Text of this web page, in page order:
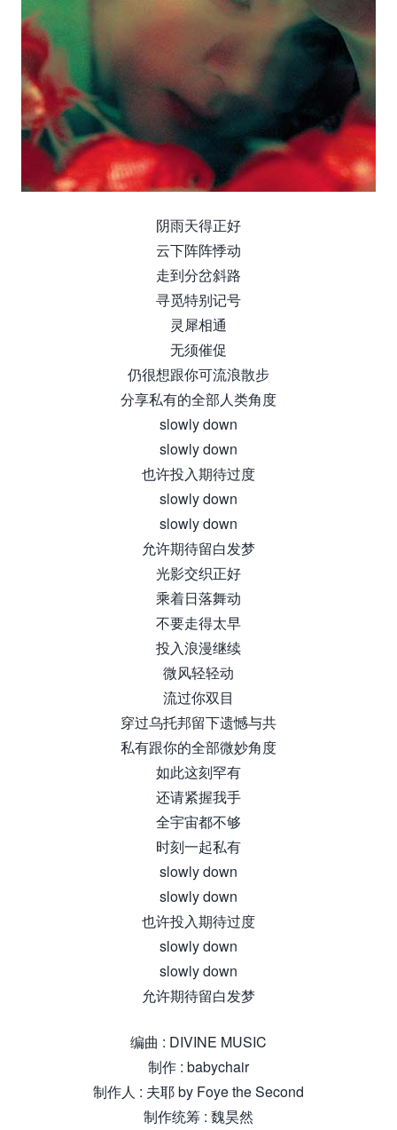
阴雨天得正好
云下阵阵悸动
走到分岔斜路
寻觅特别记号
灵犀相通
无须催促
仍很想跟你可流浪散步
分享私有的全部人类角度
slowly down
slowly down
也许投入期待过度
slowly down
slowly down
允许期待留白发梦
光影交织正好
乘着日落舞动
不要走得太早
投入浪漫继续
微风轻轻动
流过你双目
穿过乌托邦留下遗憾与共
私有跟你的全部微妙角度
如此这刻罕有
还请紧握我手
全宇宙都不够
时刻一起私有
slowly down
slowly down
也许投入期待过度
slowly down
slowly down
允许期待留白发梦
编曲 : DIVINE MUSIC
制作 : babychair
制作人 : 夫耶 by Foye the Second
制作统筹 : 魏昊然